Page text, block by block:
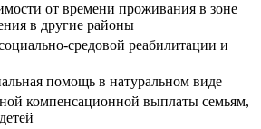
от времени проживания в зоне
в другие районы
средовой реабилитации и
помощь в натуральном виде
компенсационной выплаты семьям,